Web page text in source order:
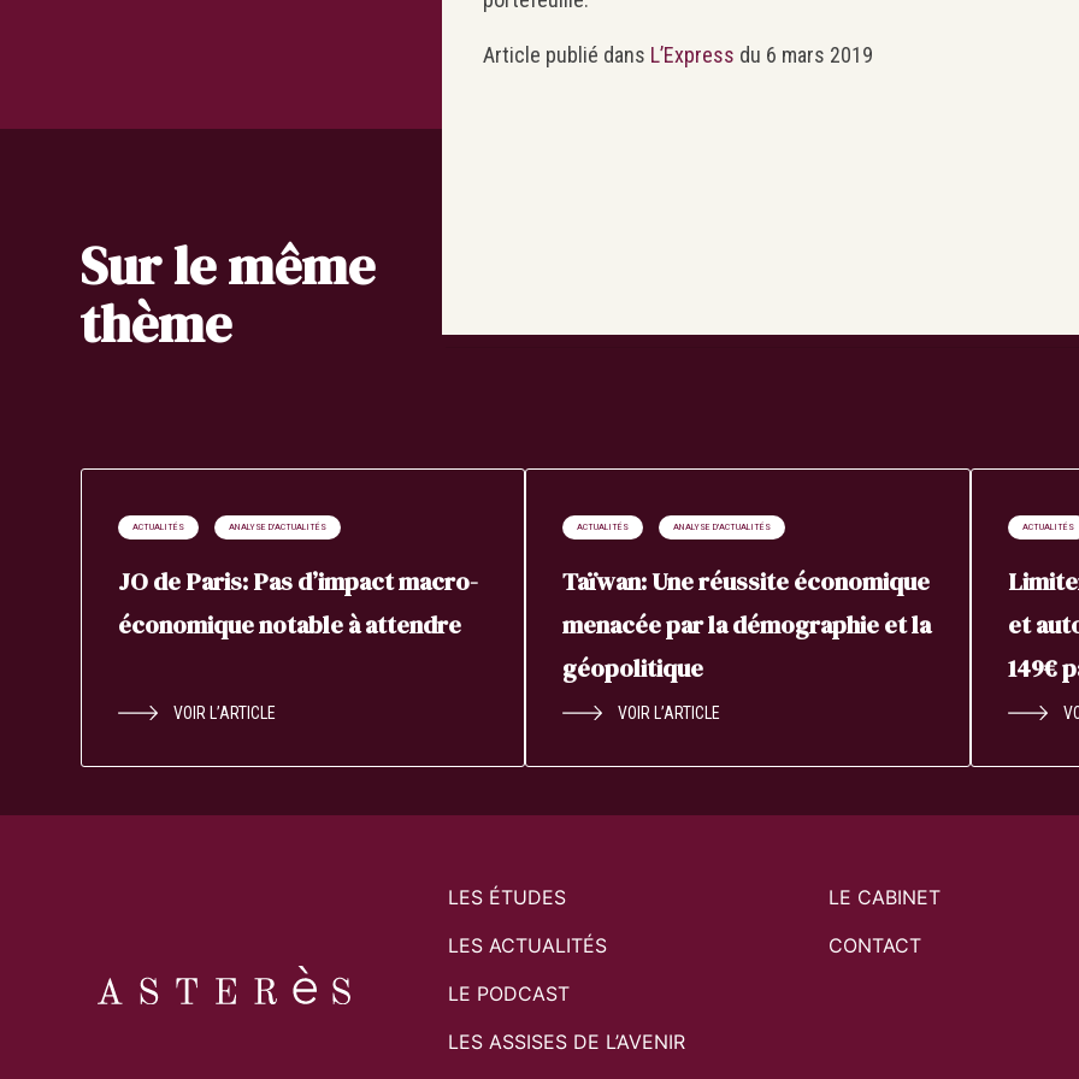
Article publié dans L’Express du 6 mars 2019
Sur le même
thème
ACTUALITÉS ANALYSE D'ACTUALITÉS
JO de Paris: Pas d’impact macro-
économique notable à attendre
VOIR L’ARTICLE
ACTUALITÉS ANALYSE D'ACTUALITÉS
Taïwan: Une réussite économique
menacée par la démographie et la
géopolitique
VOIR L’ARTICLE
ACTUALITÉS
et
149€
LES ÉTUDES
LES ACTUALITÉS
LE PODCAST
LES ASSISES DE L’AVENIR
LE CABINET
CONTACT